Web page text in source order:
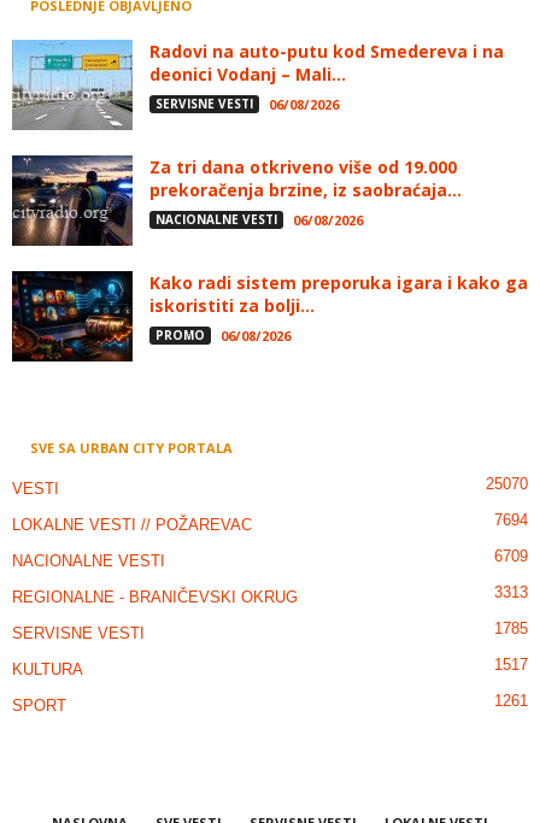
POSLEDNJE OBJAVLJENO
Radovi na auto-putu kod Smedereva i na
deonici Vodanj – Mali...
SERVISNE VESTI 06/08/2026
Za tri dana otkriveno više od 19.000
prekoračenja brzine, iz saobraćaja...
NACIONALNE VESTI 06/08/2026
Kako radi sistem preporuka igara i kako ga
iskoristiti za bolji...
PROMO 06/08/2026
SVE SA URBAN CITY PORTALA
VESTI 25070
LOKALNE VESTI // POŽAREVAC 7694
NACIONALNE VESTI 6709
REGIONALNE - BRANIČEVSKI OKRUG 3313
SERVISNE VESTI 1785
KULTURA 1517
SPORT 1261